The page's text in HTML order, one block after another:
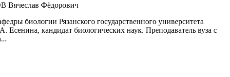
Фёдорович
биологии Рязанского государственного университета
Есенина, кандидат биологических наук. Преподаватель вуза с